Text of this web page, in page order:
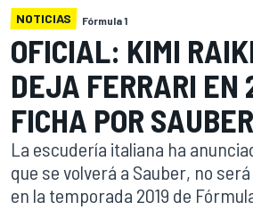
NOTICIAS Fórmula 1
OFICIAL: KIMI
DEJA FERRARI EN
FICHA POR SAUBER
La escudería italiana ha
que se volverá a Sauber, no
en la temporada 2019 de Fórmula